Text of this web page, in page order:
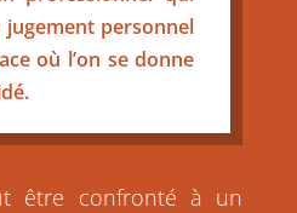
personnel
où l’on se donne
être confronté à un